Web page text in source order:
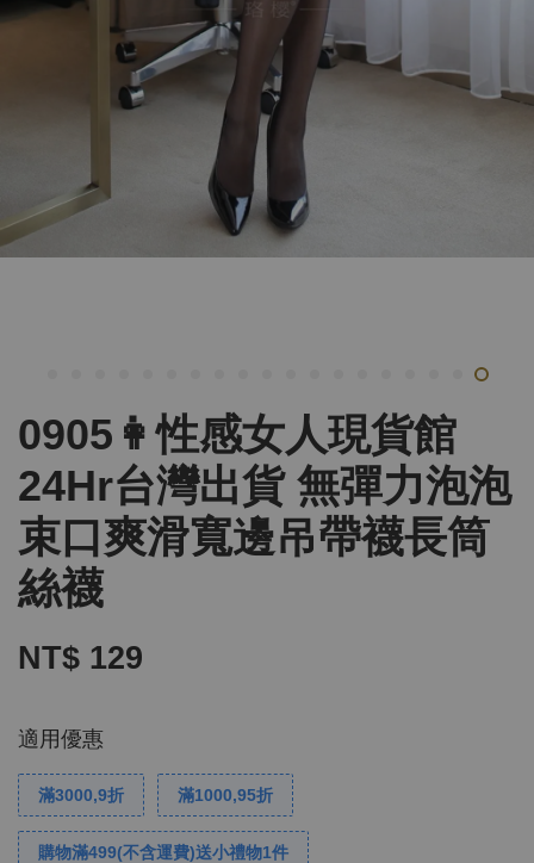
0905👩性感女人現貨館
24Hr台灣出貨 無彈力泡泡
束口爽滑寬邊吊帶襪長筒
絲襪
NT$ 129
適用優惠
滿3000,9折 滿1000,95折
購物滿499(不含運費)送小禮物1件